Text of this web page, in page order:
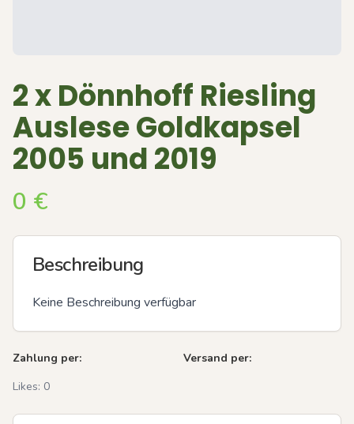
2 x Dönnhoff Riesling
Auslese Goldkapsel
2005 und 2019
0 €
Beschreibung
Keine Beschreibung verfügbar
Zahlung per:
Versand per:
Likes: 0